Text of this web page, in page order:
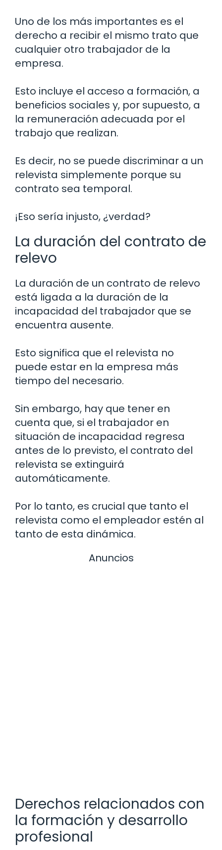
Uno de los más importantes es el
derecho a recibir el mismo trato que
cualquier otro trabajador de la
empresa.
Esto incluye el acceso a formación, a
beneficios sociales y, por supuesto, a
la remuneración adecuada por el
trabajo que realizan.
Es decir, no se puede discriminar a un
relevista simplemente porque su
contrato sea temporal.
¡Eso sería injusto, ¿verdad?
La duración del contrato de
relevo
La duración de un contrato de relevo
está ligada a la duración de la
incapacidad del trabajador que se
encuentra ausente.
Esto significa que el relevista no
puede estar en la empresa más
tiempo del necesario.
Sin embargo, hay que tener en
cuenta que, si el trabajador en
situación de incapacidad regresa
antes de lo previsto, el contrato del
relevista se extinguirá
automáticamente.
Por lo tanto, es crucial que tanto el
relevista como el empleador estén al
tanto de esta dinámica.
Anuncios
Derechos relacionados con
la formación y desarrollo
profesional